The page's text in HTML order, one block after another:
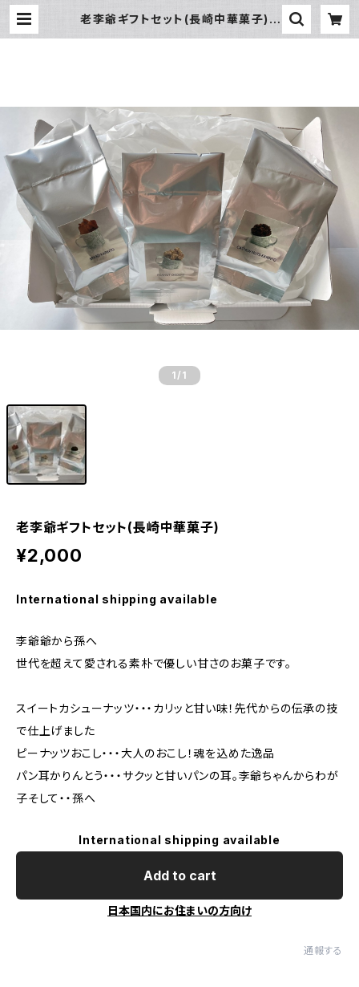
老李爺ギフトセット(長崎中華菓子) |
1 /1
老李爺ギフトセット(長崎中華菓子)
¥2,000
International shipping available
李爺爺から孫へ
世代を超えて愛される素朴で優しい甘さのお菓子です。
スイートカシューナッツ・・・カリッと甘い味！先代からの伝承の技
で仕上げました
ピーナッツおこし・・・大人のおこし！魂を込めた逸品
パン耳かりんとう・・・サクッと甘いパンの耳。李爺ちゃんからわが
子そして・・孫へ
International shipping available
Add to cart
日本国内にお住まいの方向け
通報する